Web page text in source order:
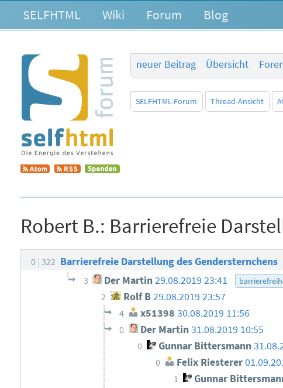
SELFHTML Wiki Forum Blog
neuer Beitrag
Übersicht
SELFHTML-Forum Thread-Ansicht
Robert B.: Barrierefreie
0 322 Barrierefreie Darstellung des Gendersternchens
3 Der Martin29.08.2019 23:41
2 Rolf B29.08.2019 23:57
4 x51398 30.08.2019 11:56
0 Der Martin31.08.2019 10:55
0 Gunnar Bittersmann
0 Felix Riesterer
1 Gunnar